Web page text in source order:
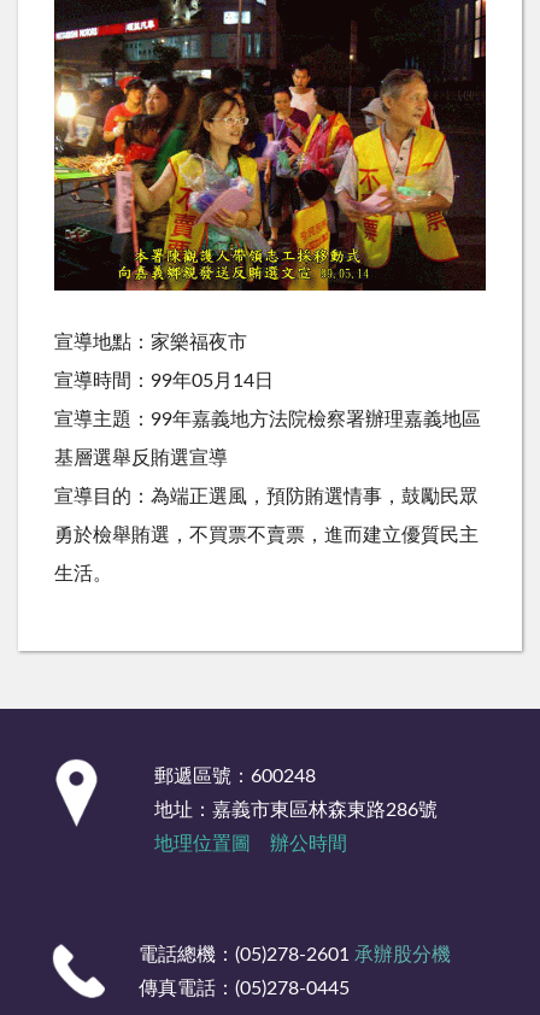
宣導地點：家樂福夜市
宣導時間：99年05月14日
宣導主題：99年嘉義地方法院檢察署辦理嘉義地區
基層選舉反賄選宣導
宣導目的：為端正選風，預防賄選情事，鼓勵民眾
勇於檢舉賄選，不買票不賣票，進而建立優質民主
生活。
郵遞區號：600248
地址：嘉義市東區林森東路286號
地理位置圖
辦公時間
電話總機：(05)278-2601 承辦股分機
傳真電話：(05)278-0445